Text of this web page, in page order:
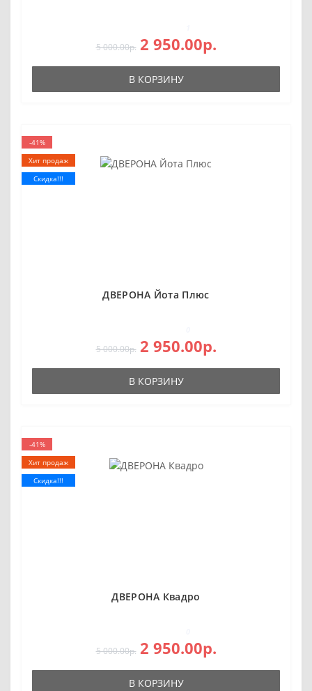
5 000.00р. 2 950.00р.
В КОРЗИНУ
-41%
Хит продаж
Скидка!!!
ДВЕРОНА Йота Плюс
5 000.00р. 2 950.00р.
В КОРЗИНУ
-41%
Хит продаж
Скидка!!!
ДВЕРОНА Квадро
5 000.00р. 2 950.00р.
В КОРЗИНУ